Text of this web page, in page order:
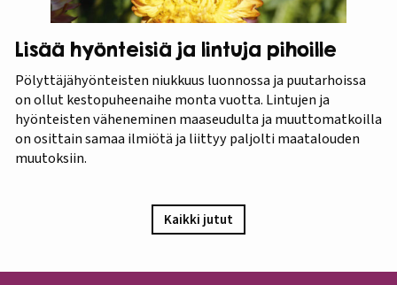
Lisää hyönteisiä ja lintuja pihoille
Pölyttäjähyönteisten niukkuus luonnossa ja puutarhoissa
on ollut kestopuheenaihe monta vuotta. Lintujen ja
hyönteisten väheneminen maaseudulta ja muuttomatkoilla
on osittain samaa ilmiötä ja liittyy paljolti maatalouden
muutoksiin.
Kaikki jutut